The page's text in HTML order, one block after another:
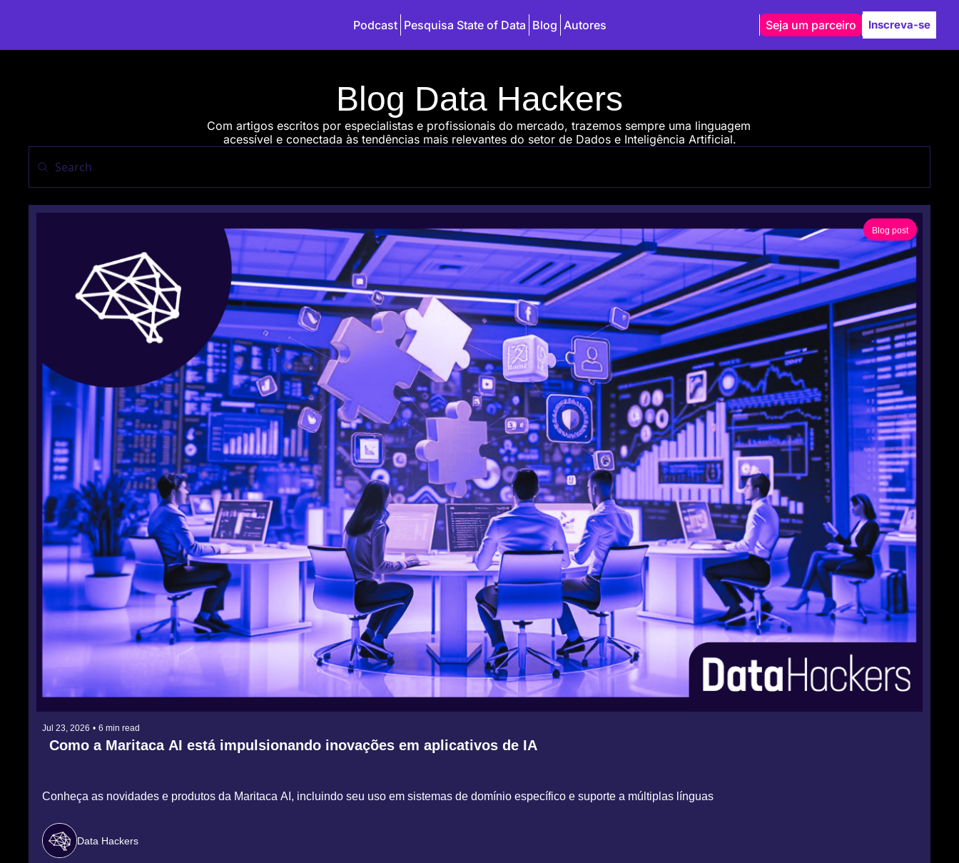
Podcast Pesquisa State of Data Blog Autores Seja um parceiro Inscreva-se
Blog Data Hackers
Com artigos escritos por especialistas e profissionais do mercado, trazemos sempre uma linguagem
acessível e conectada às tendências mais relevantes do setor de Dados e Inteligência Artificial.
Blog post
Jul 23, 2026 • 6 min read
Como a Maritaca AI está impulsionando inovações em aplicativos de IA
Conheça as novidades e produtos da Maritaca AI, incluindo seu uso em sistemas de domínio específico e suporte a múltiplas línguas
Data Hackers